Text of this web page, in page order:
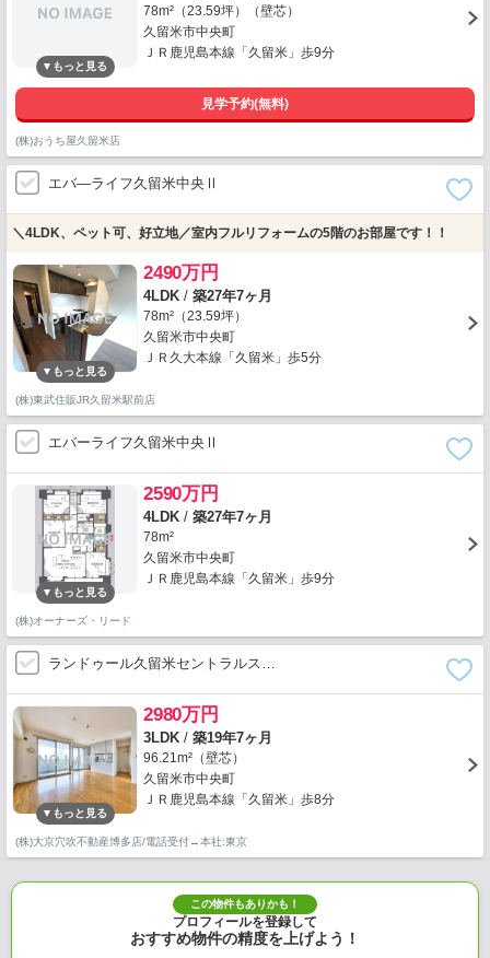
78m²（23.59坪）（壁芯）
久留米市中央町
ＪＲ鹿児島本線「久留米」歩9分
見学予約(無料)
(株)おうち屋久留米店
エバ―ライフ久留米中央Ⅱ
＼4LDK、ペット可、好立地／室内フルリフォームの5階のお部屋です！！
2490万円
4LDK / 築27年7ヶ月
78m²（23.59坪）
久留米市中央町
ＪＲ久大本線「久留米」歩5分
(株)東武住販JR久留米駅前店
エバーライフ久留米中央Ⅱ
2590万円
4LDK / 築27年7ヶ月
78m²
久留米市中央町
ＪＲ鹿児島本線「久留米」歩9分
(株)オーナーズ・リード
ランドゥール久留米セントラルス…
2980万円
3LDK / 築19年7ヶ月
96.21m²（壁芯）
久留米市中央町
ＪＲ鹿児島本線「久留米」歩8分
(株)大京穴吹不動産博多店/電話受付→本社:東京
この物件もありかも！
プロフィールを登録して
おすすめ物件の精度を上げよう！